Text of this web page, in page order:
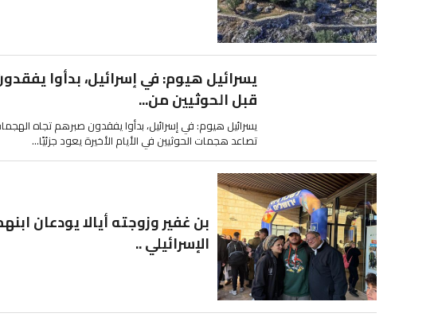
يسرائيل هيوم: في إسرائيل، بدأوا
قبل الحوثيين من...
يسرائيل هيوم: في إسرائيل، بدأوا يفقدون صبرهم تجاه
تصاعد هجمات الحوثيين في الأيام الأخيرة يعود جزئيًا...
بن غفير وزوجته أيالا يودعان
الإسرائيلي ..